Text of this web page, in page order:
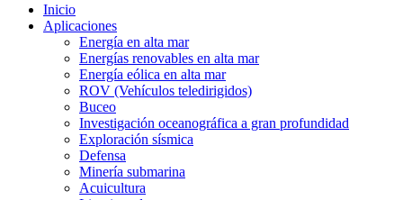
Menu
Inicio
Aplicaciones
Energía en alta mar
Energías renovables en alta mar
Energía eólica en alta mar
ROV (Vehículos teledirigidos)
Buceo
Investigación oceanográfica a gran profundidad
Exploración sísmica
Defensa
Minería submarina
Acuicultura